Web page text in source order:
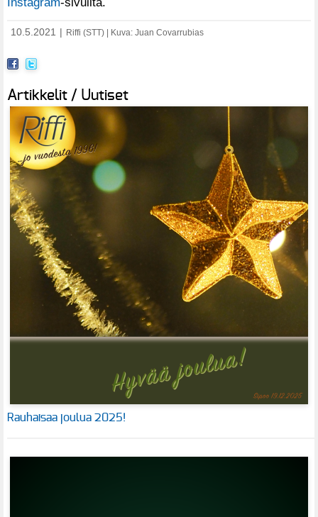
10.5.2021 Riffi (STT) | Kuva: Juan Covarrubias
Artikkelit / Uutiset
Rauhaisaa joulua 2025!